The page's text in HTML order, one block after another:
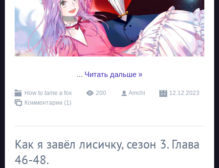
... Читать дальше »
How to tame a fox 200 Amchi
12.12.2023
Комментарии (1)
Как я завёл лисичку, сезон 3. Глава
46-48.